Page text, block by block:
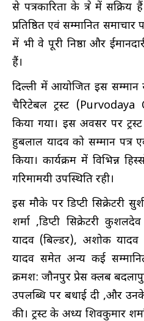
से पत्रकारिता के क्षेत्र में
प्रतिष्ठित एवं सम्मानित
में भी वे पूरी निष्ठा और
हैं।
दिल्ली में आयोजित इस सम्मान
चैरिटेबल ट्रस्ट
किया गया। इस अवसर पर
हुबलाल यादव को सम्मान पत्र
किया। कार्यक्रम में विभिन्न
गरिमामयी उपस्थिति रही।
इस मौके पर डिप्टी सिक्रेटरी
शर्मा ,डिप्टी सिक्रेटरी
यादव (बिल्डर), अशोक
यादव समेत अन्य कई
क्रमश: जौनपुर प्रेस क्लब
उपलब्धि पर बधाई दी ,और
की। ट्रस्ट के अध्यक्ष शिवकुमार